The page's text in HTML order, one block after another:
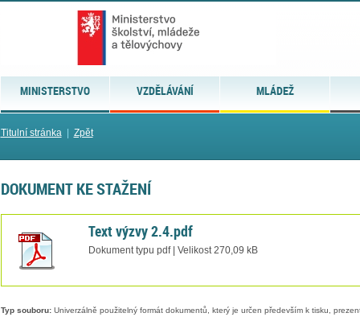
MINISTERSTVO VZDĚLÁVÁNÍ MLÁDEŽ
Titulní stránka| Zpět
DOKUMENT KE STAŽENÍ
Text výzvy 2.4.pdf
Dokument typu pdf | Velikost 270,09 kB
Typ souboru:Univerzálně použitelný formát dokumentů, který je určen především k tisku,